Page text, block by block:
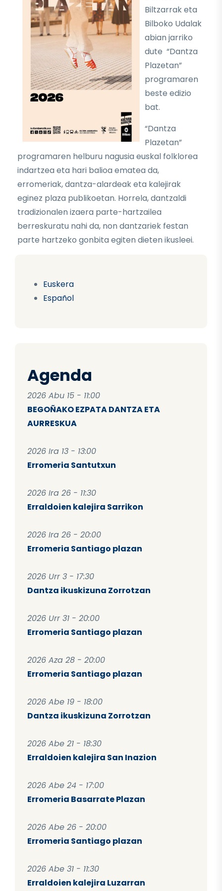
Euskera
Español
Agenda
2026 Abu 15 - 11:00
BEGOÑAKO EZPATA DANTZA ETA
AURRESKUA
2026 Ira 13 - 13:00
Erromeria Santutxun
2026 Ira 26 - 11:30
Erraldoien kalejira Sarrikon
2026 Ira 26 - 20:00
Erromeria Santiago plazan
2026 Urr 3 - 17:30
Dantza ikuskizuna Zorrotzan
2026 Urr 31 - 20:00
Erromeria Santiago plazan
2026 Aza 28 - 20:00
Erromeria Santiago plazan
2026 Abe 19 - 18:00
Dantza ikuskizuna Zorrotzan
2026 Abe 21 - 18:30
Erraldoien kalejira San Inazion
2026 Abe 24 - 17:00
Erromeria Basarrate Plazan
2026 Abe 26 - 20:00
Erromeria Santiago plazan
2026 Abe 31 - 11:30
Erraldoien kalejira Luzarran
Biltzarrak eta
Bilboko Udalak
abian jarriko
dute “Dantza
Plazetan”
programaren
beste edizio
bat.
“Dantza
Plazetan”
programaren helburu nagusia euskal folklorea
indartzea eta hari balioa ematea da,
erromeriak, dantza-alardeak eta kalejirak
eginez plaza publikoetan. Horrela, dantzaldi
tradizionalen izaera parte-hartzailea
berreskuratu nahi da, non dantzariek festan
parte hartzeko gonbita egiten dieten ikusleei.